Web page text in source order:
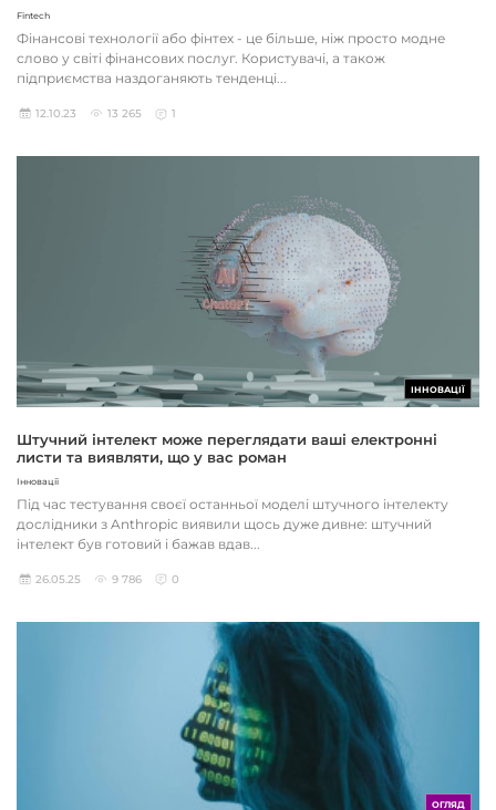
Fintech
Фінансові технології або фінтех - це більше, ніж просто модне
слово у світі фінансових послуг. Користувачі, а також
підприємства наздоганяють тенденці...
12.10.23 13 265 1
ІННОВАЦІЇ
Штучний інтелект може переглядати ваші електронні
листи та виявляти, що у вас роман
Інновації
Під час тестування своєї останньої моделі штучного інтелекту
дослідники з Anthropic виявили щось дуже дивне: штучний
інтелект був готовий і бажав вдав...
26.05.25 9 786 0
ОГЛЯД